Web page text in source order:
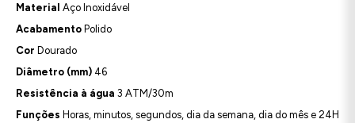
Material Aço Inoxidável
Acabamento Polido
Cor Dourado
Diâmetro (mm) 46
Resistência à água 3 ATM/30m
Funções Horas, minutos, segundos, dia da semana, dia do mês e 24H